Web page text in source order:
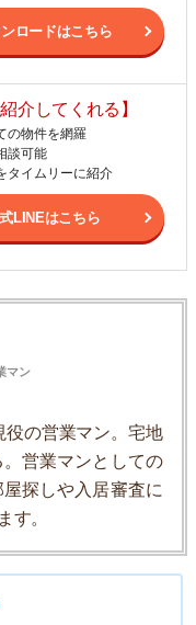
ロードはこちら
介してくれる】
の物件を網羅
談可能
タイムリーに紹介
LINEはこちら
マン
役の営業マン。宅地
営業マンとしての
探しや入居審査に
す。